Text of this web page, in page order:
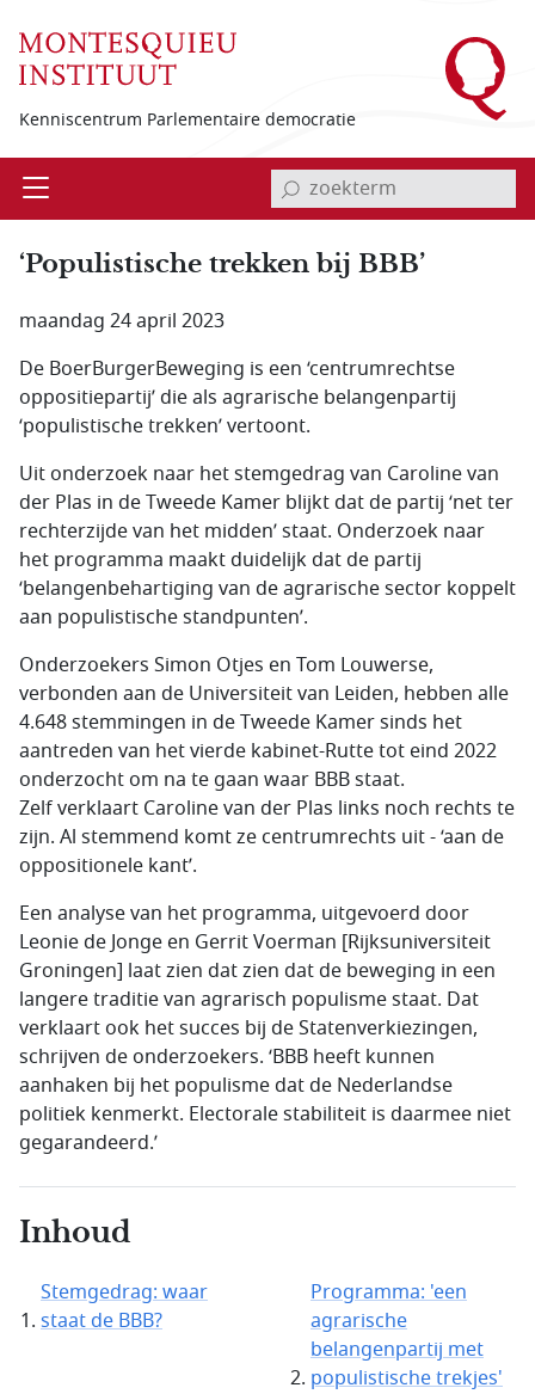
Kenniscentrum Parlementaire democratie
Open invoerveld zoekterm
‘Populistische trekken bij BBB’
maandag 24 april 2023
De BoerBurgerBeweging is een ‘centrumrechtse
oppositiepartij’ die als agrarische belangenpartij
‘populistische trekken’ vertoont.
Uit onderzoek naar het stemgedrag van Caroline van
der Plas in de Tweede Kamer blijkt dat de partij ‘net ter
rechterzijde van het midden’ staat. Onderzoek naar
het programma maakt duidelijk dat de partij
‘belangenbehartiging van de agrarische sector koppelt
aan populistische standpunten’.
Onderzoekers Simon Otjes en Tom Louwerse,
verbonden aan de Universiteit van Leiden, hebben alle
4.648 stemmingen in de Tweede Kamer sinds het
aantreden van het vierde kabinet-Rutte tot eind 2022
onderzocht om na te gaan waar BBB staat.
Zelf verklaart Caroline van der Plas links noch rechts te
zijn. Al stemmend komt ze centrumrechts uit - ‘aan de
oppositionele kant’.
Een analyse van het programma, uitgevoerd door
Leonie de Jonge en Gerrit Voerman [Rijksuniversiteit
Groningen] laat zien dat zien dat de beweging in een
langere traditie van agrarisch populisme staat. Dat
verklaart ook het succes bij de Statenverkiezingen,
schrijven de onderzoekers. ‘BBB heeft kunnen
aanhaken bij het populisme dat de Nederlandse
politiek kenmerkt. Electorale stabiliteit is daarmee niet
gegarandeerd.’
Inhoud
Stemgedrag: waar
staat de BBB?
Programma: 'een
agrarische
belangenpartij met
populistische trekjes'